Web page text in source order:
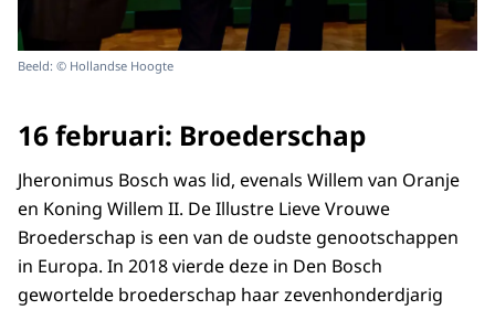
Beeld: © Hollandse Hoogte
16 februari: Broederschap
Jheronimus Bosch was lid, evenals Willem van Oranje
en Koning Willem II. De Illustre Lieve Vrouwe
Broederschap is een van de oudste genootschappen
in Europa. In 2018 vierde deze in Den Bosch
gewortelde broederschap haar zevenhonderdjarig